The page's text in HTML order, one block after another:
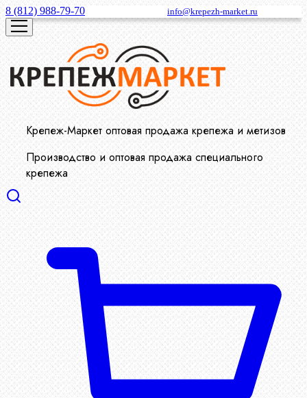
8 (812) 988-79-70 info@krepezh-market.ru
Крепеж-Маркет оптовая продажа крепежа и метизов
Производство и оптовая продажа специального
крепежа